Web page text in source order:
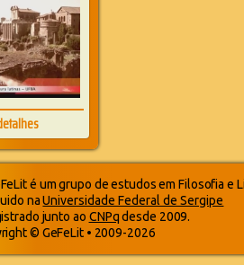
é um grupo de estudos em Filosofia e
naUniversidade Federal de Sergipe
junto ao CNPqdesde 2009.
© GeFeLit • 2009-2026